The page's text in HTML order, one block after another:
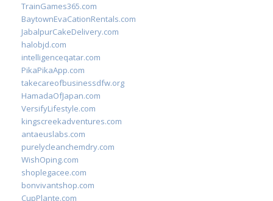
TrainGames365.com
BaytownEvaCationRentals.com
JabalpurCakeDelivery.com
halobjd.com
intelligenceqatar.com
PikaPikaApp.com
takecareofbusinessdfw.org
HamadaOfJapan.com
VersifyLifestyle.com
kingscreekadventures.com
antaeuslabs.com
purelycleanchemdry.com
WishOping.com
shoplegacee.com
bonvivantshop.com
CupPlante.com